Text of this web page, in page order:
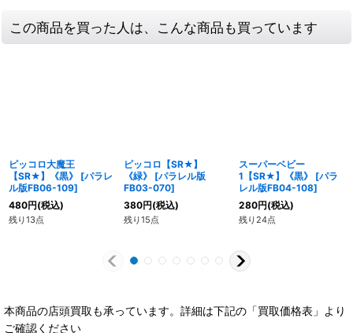
この商品を買った人は、こんな商品も買っています
ピッコロ大魔王
【SR★】《黒》
[パラレ
ル版FB06-109]
480円(税込)
残り13点
ピッコロ【SR★】
《緑》
[パラレル版
FB03-070]
380円(税込)
残り15点
スーパーベビー
1【SR★】《黒》
[パラ
レル版FB04-108]
280円(税込)
残り24点
本商品の店頭買取も承っています。詳細は下記の「買取価格表」より
ご確認ください